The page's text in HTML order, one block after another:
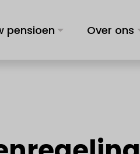
pensioen Over ons